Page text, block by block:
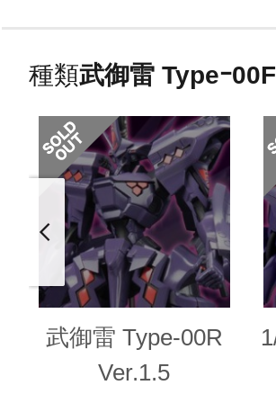
種類武御雷 Typeｰ
武御雷 Type-00R
Ver.1.5